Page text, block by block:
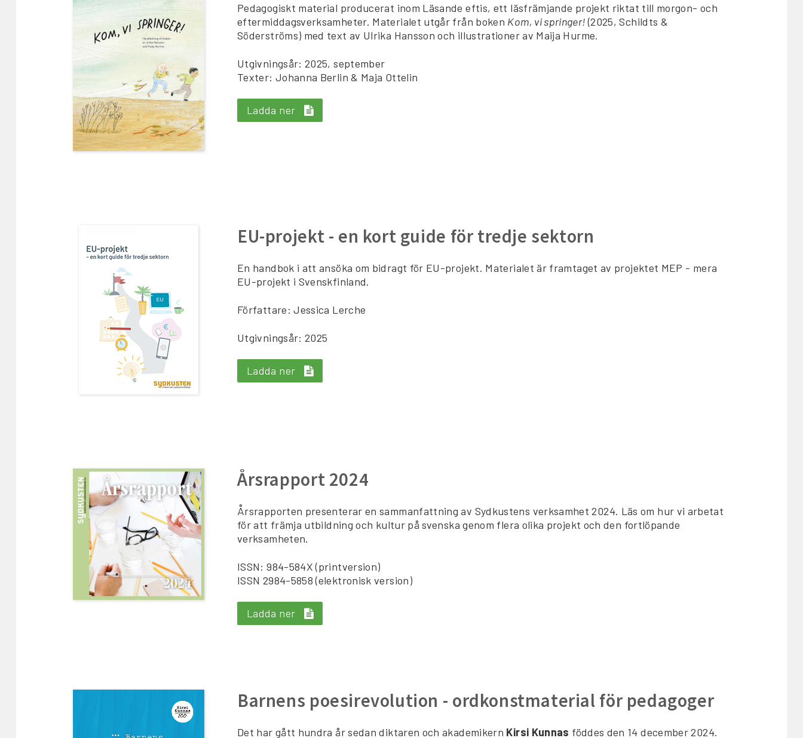
Pedagogiskt material producerat inom Läsande eftis, ett läsfrämjande projekt riktat till morgon- och
eftermiddagsverksamheter. Materialet utgår från boken Kom, vi springer!(2025, Schildts &
Söderströms) med text av Ulrika Hansson och illustrationer av Maija Hurme.
Utgivningsår: 2025, september
Texter: Johanna Berlin & Maja Ottelin
Ladda ner
EU-projekt - en kort guide för tredje sektorn
En handbok i att ansöka om bidragt för EU-projekt. Materialet är framtaget av projektet MEP - mera
EU-projekt i Svenskfinland.
Författare: Jessica Lerche
Utgivningsår: 2025
Ladda ner
Årsrapport 2024
Årsrapporten presenterar en sammanfattning av Sydkustens verksamhet 2024. Läs om hur vi arbetat
för att främja utbildning och kultur på svenska genom flera olika projekt och den fortlöpande
verksamheten.
ISSN: 984-584X (printversion)
ISSN 2984-5858 (elektronisk version)
Ladda ner
Barnens poesirevolution - ordkonstmaterial för pedagoger
Det har gått hundra år sedan diktaren och akademikern Kirsi Kunnas föddes den 14 december 2024.